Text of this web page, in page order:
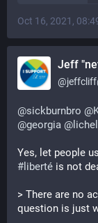
Oct 16, 2021,
@
@sickburnbro @
@georgia @
Yes, let people
#liberté is not
> There are no
question is just